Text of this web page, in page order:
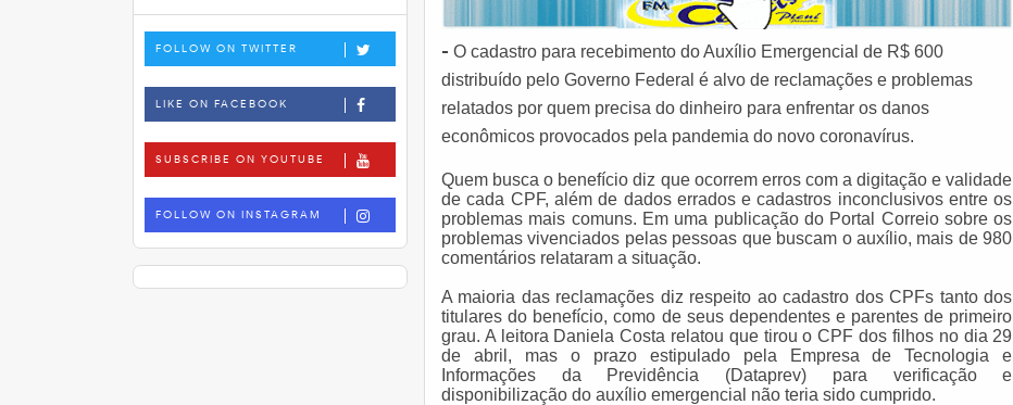
FOLLOW ON TWITTER
LIKE ON FACEBOOK
SUBSCRIBE ON YOUTUBE
FOLLOW ON INSTAGRAM
- O cadastro para recebimento do Auxílio Emergencial de R$ 600
distribuído pelo Governo Federal é alvo de reclamações e problemas
relatados por quem precisa do dinheiro para enfrentar os danos
econômicos provocados pela pandemia do novo coronavírus.
Quem busca o benefício diz que ocorrem erros com a digitação e validade
de cada CPF, além de dados errados e cadastros inconclusivos entre os
problemas mais comuns. Em uma publicação do Portal Correio sobre os
problemas vivenciados pelas pessoas que buscam o auxílio, mais de 980
comentários relataram a situação.
A maioria das reclamações diz respeito ao cadastro dos CPFs tanto dos
titulares do benefício, como de seus dependentes e parentes de primeiro
grau. A leitora Daniela Costa relatou que tirou o CPF dos filhos no dia 29
de abril, mas o prazo estipulado pela Empresa de Tecnologia e
Informações da Previdência (Dataprev) para verificação e
disponibilização do auxílio emergencial não teria sido cumprido.